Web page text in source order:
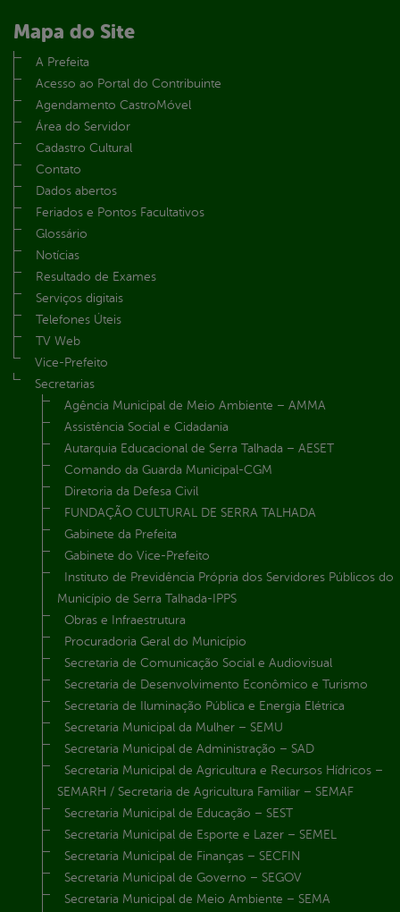
Mapa do Site
A Prefeita
Acesso ao Portal do Contribuinte
Agendamento CastroMóvel
Área do Servidor
Cadastro Cultural
Contato
Dados abertos
Feriados e Pontos Facultativos
Glossário
Notícias
Resultado de Exames
Serviços digitais
Telefones Úteis
TV Web
Vice-Prefeito
Secretarias
Agência Municipal de Meio Ambiente – AMMA
Assistência Social e Cidadania
Autarquia Educacional de Serra Talhada – AESET
Comando da Guarda Municipal-CGM
Diretoria da Defesa Civil
FUNDAÇÃO CULTURAL DE SERRA TALHADA
Gabinete da Prefeita
Gabinete do Vice-Prefeito
Instituto de Previdência Própria dos Servidores Públicos do
Município de Serra Talhada-IPPS
Obras e Infraestrutura
Procuradoria Geral do Município
Secretaria de Comunicação Social e Audiovisual
Secretaria de Desenvolvimento Econômico e Turismo
Secretaria de Iluminação Pública e Energia Elétrica
Secretaria Municipal da Mulher – SEMU
Secretaria Municipal de Administração – SAD
Secretaria Municipal de Agricultura e Recursos Hídricos –
SEMARH / Secretaria de Agricultura Familiar – SEMAF
Secretaria Municipal de Educação – SEST
Secretaria Municipal de Esporte e Lazer – SEMEL
Secretaria Municipal de Finanças – SECFIN
Secretaria Municipal de Governo – SEGOV
Secretaria Municipal de Meio Ambiente – SEMA